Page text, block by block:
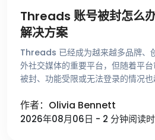
Threads 账号被封怎么
解决方案
Threads 已经成为越来越多品牌、
外社交媒体的重要平台，但随着平
被封、功能受限或无法登录的情况
法发帖，还有一些用 …
作者：Olivia Bennett
2026年08月06日 - 2 分钟阅读